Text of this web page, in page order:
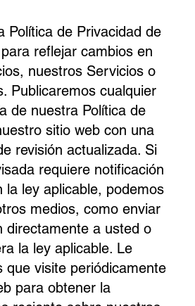
Política de Privacidad de
reflejar cambios en
nuestros Servicios o
Publicaremos cualquier
de nuestra Política de
sitio web con una
revisión actualizada. Si
requiere notificación
la ley aplicable, podemos
medios, como enviar
directamente a usted o
la ley aplicable. Le
que visite periódicamente
para obtener la